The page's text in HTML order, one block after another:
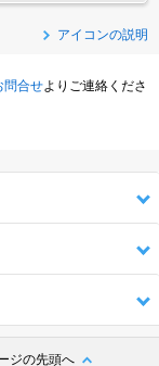
アイコンの説明
問合せよりご連絡くださ
ジの先頭へ